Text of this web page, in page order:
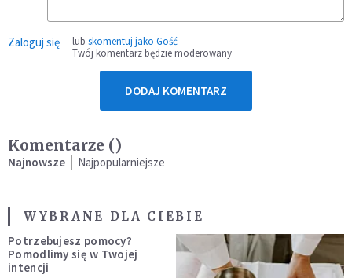
Zaloguj się lub skomentuj jako Gość
Twój komentarz będzie moderowany
DODAJ KOMENTARZ
Komentarze ()
Najnowsze Najpopularniejsze
WYBRANE DLA CIEBIE
Potrzebujesz pomocy?
Pomodlimy się w Twojej
intencji